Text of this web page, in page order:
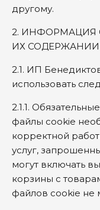
другому.
2. ИНФОРМАЦИЯ
ИХ СОДЕРЖАНИИ
2.1. ИП
использовать
2.1.1.
файлы cookie
корректной
услуг,
могут включать
корзины с
файлов cookie не